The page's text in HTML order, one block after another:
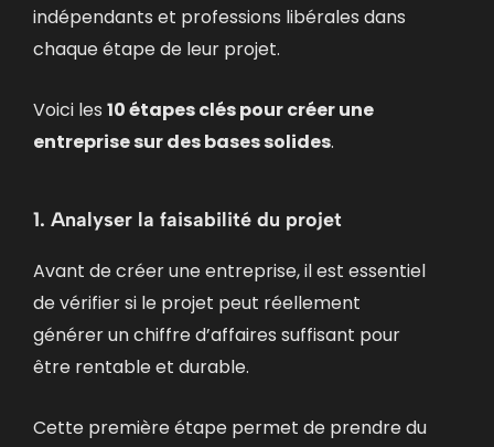
indépendants et professions libérales dans
chaque étape de leur projet.
Voici les 10 étapes clés pour créer une
entreprise sur des bases solides.
1. Analyser la faisabilité du projet
Avant de créer une entreprise, il est essentiel
de vérifier si le projet peut réellement
générer un chiffre d’affaires suffisant pour
être rentable et durable.
Cette première étape permet de prendre du